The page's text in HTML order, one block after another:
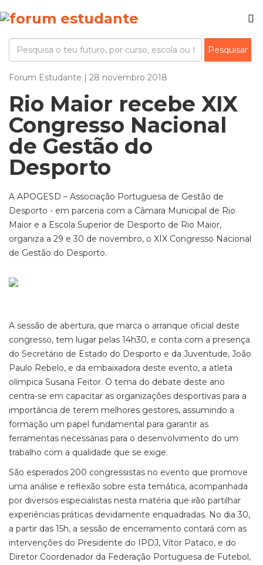
Forum Estudante | 28 novembro 2018
Rio Maior recebe XIX
Congresso Nacional
de Gestão do
Desporto
A APOGESD – Associação Portuguesa de Gestão de
Desporto - em parceria com a Câmara Municipal de Rio
Maior e a Escola Superior de Desporto de Rio Maior,
organiza a 29 e 30 de novembro, o XIX Congresso Nacional
de Gestão do Desporto.
A sessão de abertura, que marca o arranque oficial deste
congresso, tem lugar pelas 14h30, e conta com a presença
do Secretário de Estado do Desporto e da Juventude, João
Paulo Rebelo, e da embaixadora deste evento, a atleta
olímpica Susana Feitor. O tema do debate deste ano
centra-se em capacitar as organizações desportivas para a
importância de terem melhores gestores, assumindo a
formação um papel fundamental para garantir as
ferramentas necessárias para o desenvolvimento do um
trabalho com a qualidade que se exige.
São esperados 200 congressistas no evento que promove
uma análise e reflexão sobre esta temática, acompanhada
por diversos especialistas nesta matéria que irão partilhar
experiências práticas devidamente enquadradas. No dia 30,
a partir das 15h, a sessão de encerramento contará com as
intervenções do Presidente do IPDJ, Vítor Pataco, e do
Diretor Coordenador da Federação Portuguesa de Futebol,